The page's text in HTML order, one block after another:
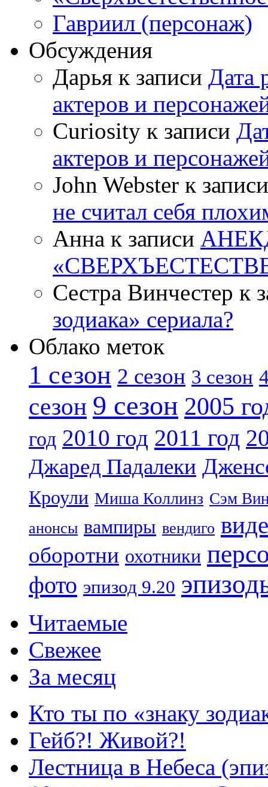
Гавриил (персонаж)
Обсуждения
Дарья к записи Дата
актеров и
Curiosity к записи
актеров и
John Webster к
не считал себя
Анна к записи
Сестра Винчестер к
зодиака» сериала?
Облако меток
1 сезон 2 сезон 3 сезон
сезон 9 сезон 2005
год 2010 год 2011 год
Джаред Падалеки
Кроули Миша Коллинз Сэм
анонсы вампиры вендиго
оборотни охотники
фото эпизод 9.20
Читаемые
Свежее
За месяц
Кто ты по «знаку
Гейб?! Живой?!
Лестница в Небеса